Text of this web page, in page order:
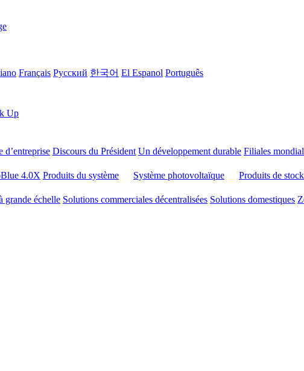
Français Pусский 한국어 El Espanol Português
Up
d’entreprise Discours du Président Un développement durable Filiales
4.0X Produits du système Système photovoltaïque
Produits de
grande échelle Solutions commerciales décentralisées Solutions domestiques